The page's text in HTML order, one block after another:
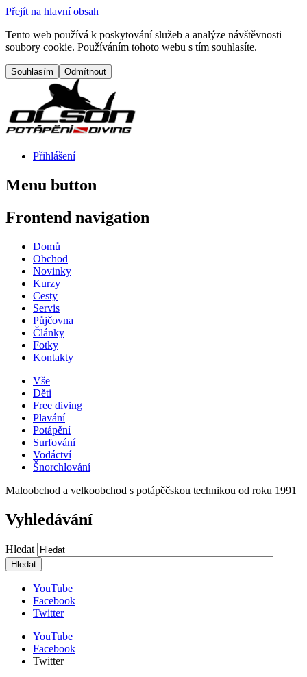
Přejít na hlavní obsah
Tento web používá k poskytování služeb a analýze návštěvnosti
soubory cookie. Používáním tohoto webu s tím souhlasíte.
Přihlášení
Menu button
Frontend navigation
Domů
Obchod
Novinky
Kurzy
Cesty
Servis
Půjčovna
Články
Fotky
Kontakty
Vše
Děti
Free diving
Plavání
Potápění
Surfování
Vodáctví
Šnorchlování
Maloobchod a velkoobchod s potápěčskou technikou od roku 1991
Vyhledávání
Hledat
YouTube
Facebook
Twitter
YouTube
Facebook
Twitter